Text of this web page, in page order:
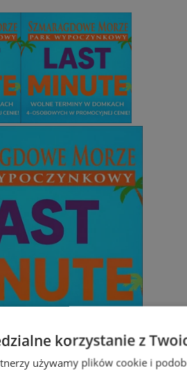
korzystanie z
używamy plików cookie i